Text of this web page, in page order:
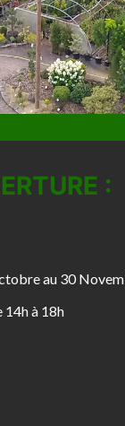
:
au 30
14h à 18h